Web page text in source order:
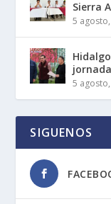
Sierra
5
5
SIGUENOS